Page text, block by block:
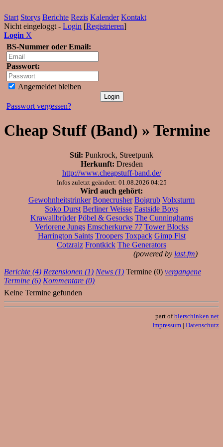
Start Storys Berichte Rezis Kalender Kontakt
Nicht eingeloggt - Login [Registrieren]
Login X
BS-Nummer oder Email:
Passwort:
Angemeldet bleiben
Passwort vergessen?
Cheap Stuff (Band) » Termine
Stil: Punkrock, Streetpunk
Herkunft: Dresden
http://www.cheapstuff-band.de/
Infos zuletzt geändert: 01.08.2026 04:25
Wird auch gehört:
Gewohnheitstrinker Bonecrusher Boigrub Volxsturm
Soko Durst Berliner Weisse Eastside Boys
Krawallbrüder Pöbel & Gesocks The Cunninghams
Verlorene Jungs Emscherkurve 77 Tower Blocks
Harrington Saints Troopers Toxpack Gimp Fist
Cotzraiz Frontkick The Generators
(powered by last.fm)
Berichte (4) Rezensionen (1) News (1) Termine (0) vergangene
Termine (6) Kommentare (0)
Keine Termine gefunden
part ofbierschinken.net
Impressum | Datenschutz